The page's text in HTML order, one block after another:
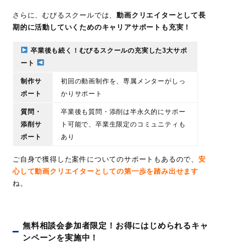
さらに、むびるスクールでは、動画クリエイターとして長
期的に活動していくためのキャリアサポートも充実！
卒業後も続く！むびるスクールの充実した3大サポ
ート
制作サ
ポート
初回の動画制作を、専属メンターがしっ
かりサポート
質問・
添削サ
ポート
卒業後も質問・添削は半永久的にサポー
ト可能で、卒業生限定のコミュニティも
あり
ご自身で獲得した案件についてのサポートもあるので、 安
心して動画クリエイターとしての第一歩を踏み出せます
ね。
無料相談会参加者限定！お得にはじめられるキャ
ンペーンを実施中！